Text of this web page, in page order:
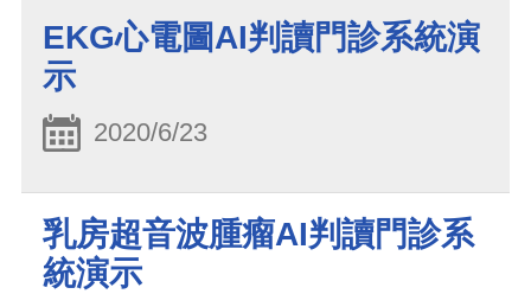
EKG心電圖AI判讀門診系統演
示
2020/6/23
乳房超音波腫瘤AI判讀門診系
統演示